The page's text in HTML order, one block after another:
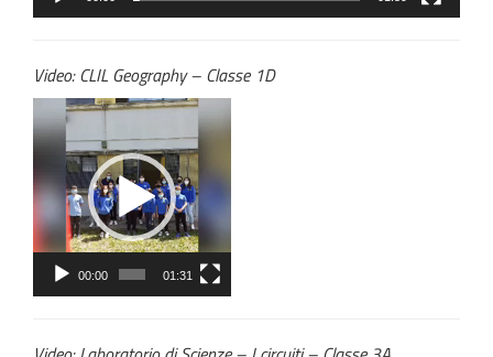
Video: CLIL Geography – Classe 1D
Video
Player
00:00 01:31